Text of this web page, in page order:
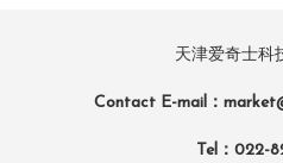
天津爱奇士科
Contact E-mail：
Tel：022-